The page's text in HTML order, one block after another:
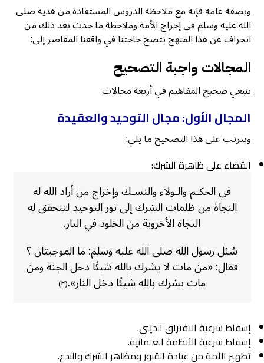
وبصفة عامة فإنه مع ملاحظة الدروس المستفادة من هديه صلى
الله عليه وسلم في إخراج الأمة وملاحظة ما حدث بعد ذلك من
انحراف عن هذا المنهج يتضح حاجتنا في واقعنا المعاصر إلى:
المجالات واجبة التصحيح
ينبغي صحيح المفاهيم في أربعة مجالات
المجال الأول: مجال التوحيد والعقيدة
ويترتب على هذا التصحيح ما يلي:
القضاء على ظاهرة الشرك:
في الحكـم والـولاء والنسـك وإخراج من أراد الله له
النجاة من ظلمات الشرك إلى نور التوحيد لتتحقق له
النجاة الأخروية من الخلود في النار.
سُئل رسول الله صلى الله عليه وسلم: ما الموجبتان ؟
فقال: «من مات لا يشرك بالله شيئًا دخل الجنة ومن
مات يشرك بالله شيئًا دخل النار».(٢)
إسقاط شرعية الافتراق الديني.
إسقاط شرعية الأنظمة العلمانية.
تطهير الأمة من عبادة القبور ومظاهر الشرك والبدع.